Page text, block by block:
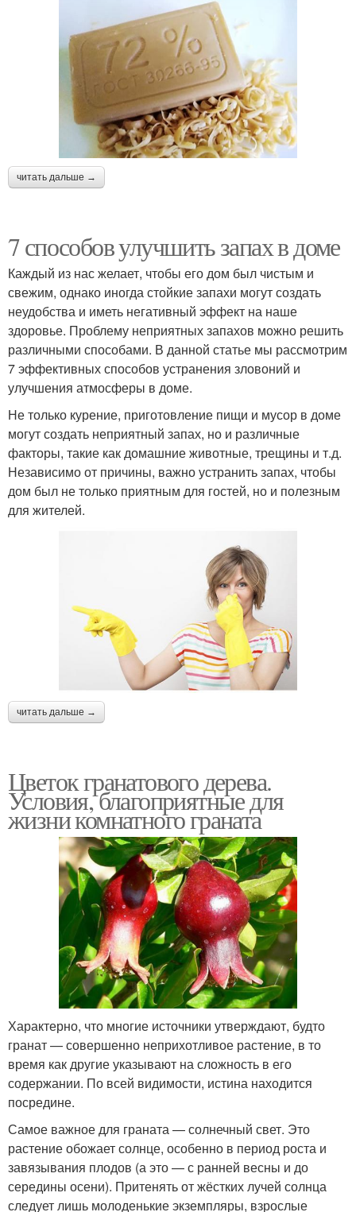
читать дальше →
7 способов улучшить запах в доме
Каждый из нас желает, чтобы его дом был чистым и
свежим, однако иногда стойкие запахи могут создать
неудобства и иметь негативный эффект на наше
здоровье. Проблему неприятных запахов можно решить
различными способами. В данной статье мы рассмотрим
7 эффективных способов устранения зловоний и
улучшения атмосферы в доме.
Не только курение, приготовление пищи и мусор в доме
могут создать неприятный запах, но и различные
факторы, такие как домашние животные, трещины и т.д.
Независимо от причины, важно устранить запах, чтобы
дом был не только приятным для гостей, но и полезным
для жителей.
читать дальше →
Цветок гранатового дерева.
Условия, благоприятные для
жизни комнатного граната
Характерно, что многие источники утверждают, будто
гранат — совершенно неприхотливое растение, в то
время как другие указывают на сложность в его
содержании. По всей видимости, истина находится
посредине.
Самое важное для граната — солнечный свет. Это
растение обожает солнце, особенно в период роста и
завязывания плодов (а это — с ранней весны и до
середины осени). Притенять от жёстких лучей солнца
следует лишь молоденькие экземпляры, взрослые